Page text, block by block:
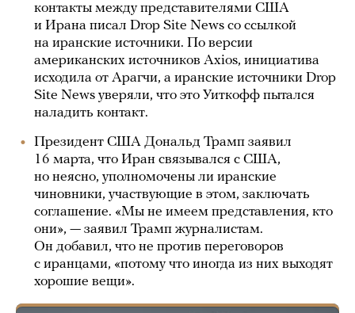
контакты между представителями США
и Ирана писал Drop Site News со ссылкой
на иранские источники. По версии
американских источников Axios, инициатива
исходила от Арагчи, а иранские источники Drop
Site News уверяли, что это Уиткофф пытался
наладить контакт.
Президент США Дональд Трамп заявил
16 марта, что Иран связывался с США,
но неясно, уполномочены ли иранские
чиновники, участвующие в этом, заключать
соглашение. «Мы не имеем представления, кто
они», — заявил Трамп журналистам.
Он добавил, что не против переговоров
с иранцами, «потому что иногда из них выходят
хорошие вещи».